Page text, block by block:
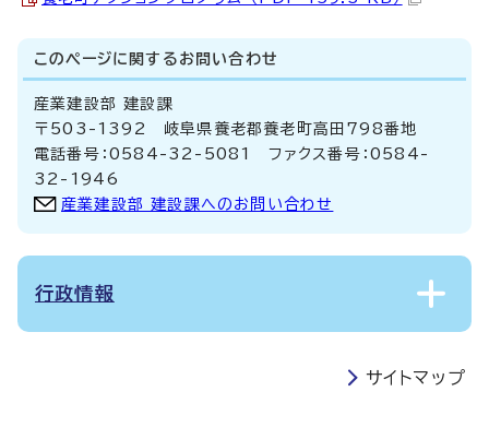
このページに関する お問い合わせ
産業建設部 建設課
〒503-1392 岐阜県養老郡養老町高田798番地
電話番号：0584-32-5081 ファクス番号：0584-
32-1946
産業建設部 建設課へのお問い合わせ
行政情報
サイトマップ